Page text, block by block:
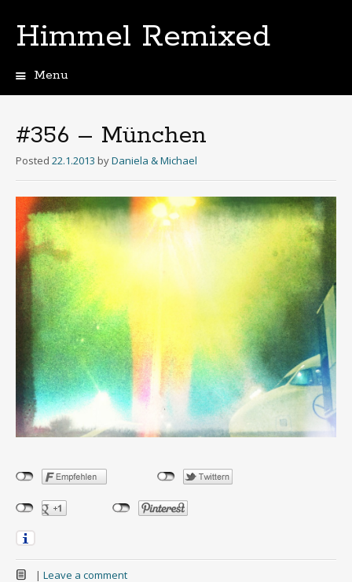
Himmel Remixed
Menu
#356 – München
Posted 22.1.2013 byDaniela & Michael
| Leave a comment